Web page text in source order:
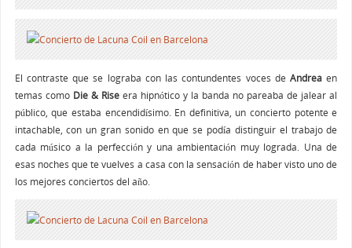
El contraste que se lograba con las contundentes voces deAndrea en
temas como Die & Riseera hipnótico y la banda no pareaba de jalear al
público, que estaba encendidísimo. En definitiva, un concierto potente e
intachable, con un gran sonido en que se podía distinguir el trabajo de
cada músico a la perfección y una ambientación muy lograda. Una de
esas noches que te vuelves a casa con la sensación de haber visto uno de
los mejores conciertos del año.